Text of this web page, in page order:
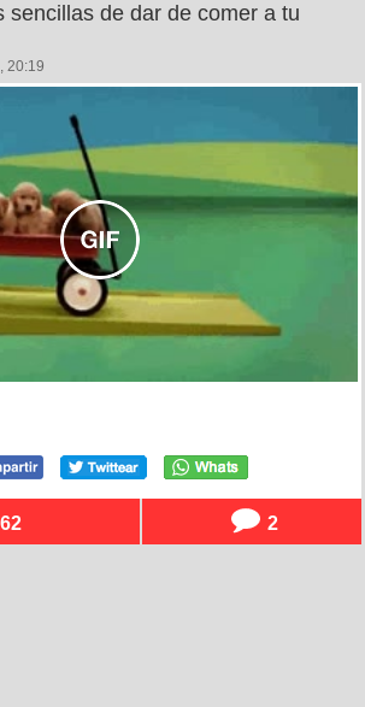
sencillas de dar de comer a tu
20:19
2